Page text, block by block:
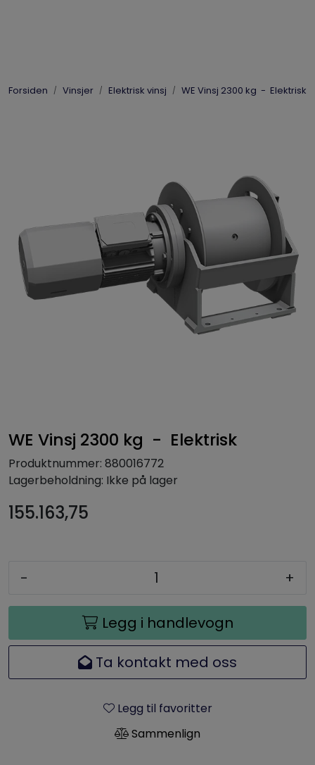
Forsiden Vinsjer Elektrisk vinsj WE Vinsj 2300 kg - Elektrisk
WE Vinsj 2300 kg - Elektrisk
Produktnummer: 880016772
Lagerbeholdning: Ikke på lager
155.163,75
- +
Legg i handlevogn
Ta kontakt med oss
Legg til favoritter
Sammenlign
Enerpac
Vis priser inkl. mva.